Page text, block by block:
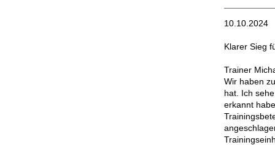
10.10.2024
Klarer Sieg
Trainer
Wir haben
hat. Ich
erkannt